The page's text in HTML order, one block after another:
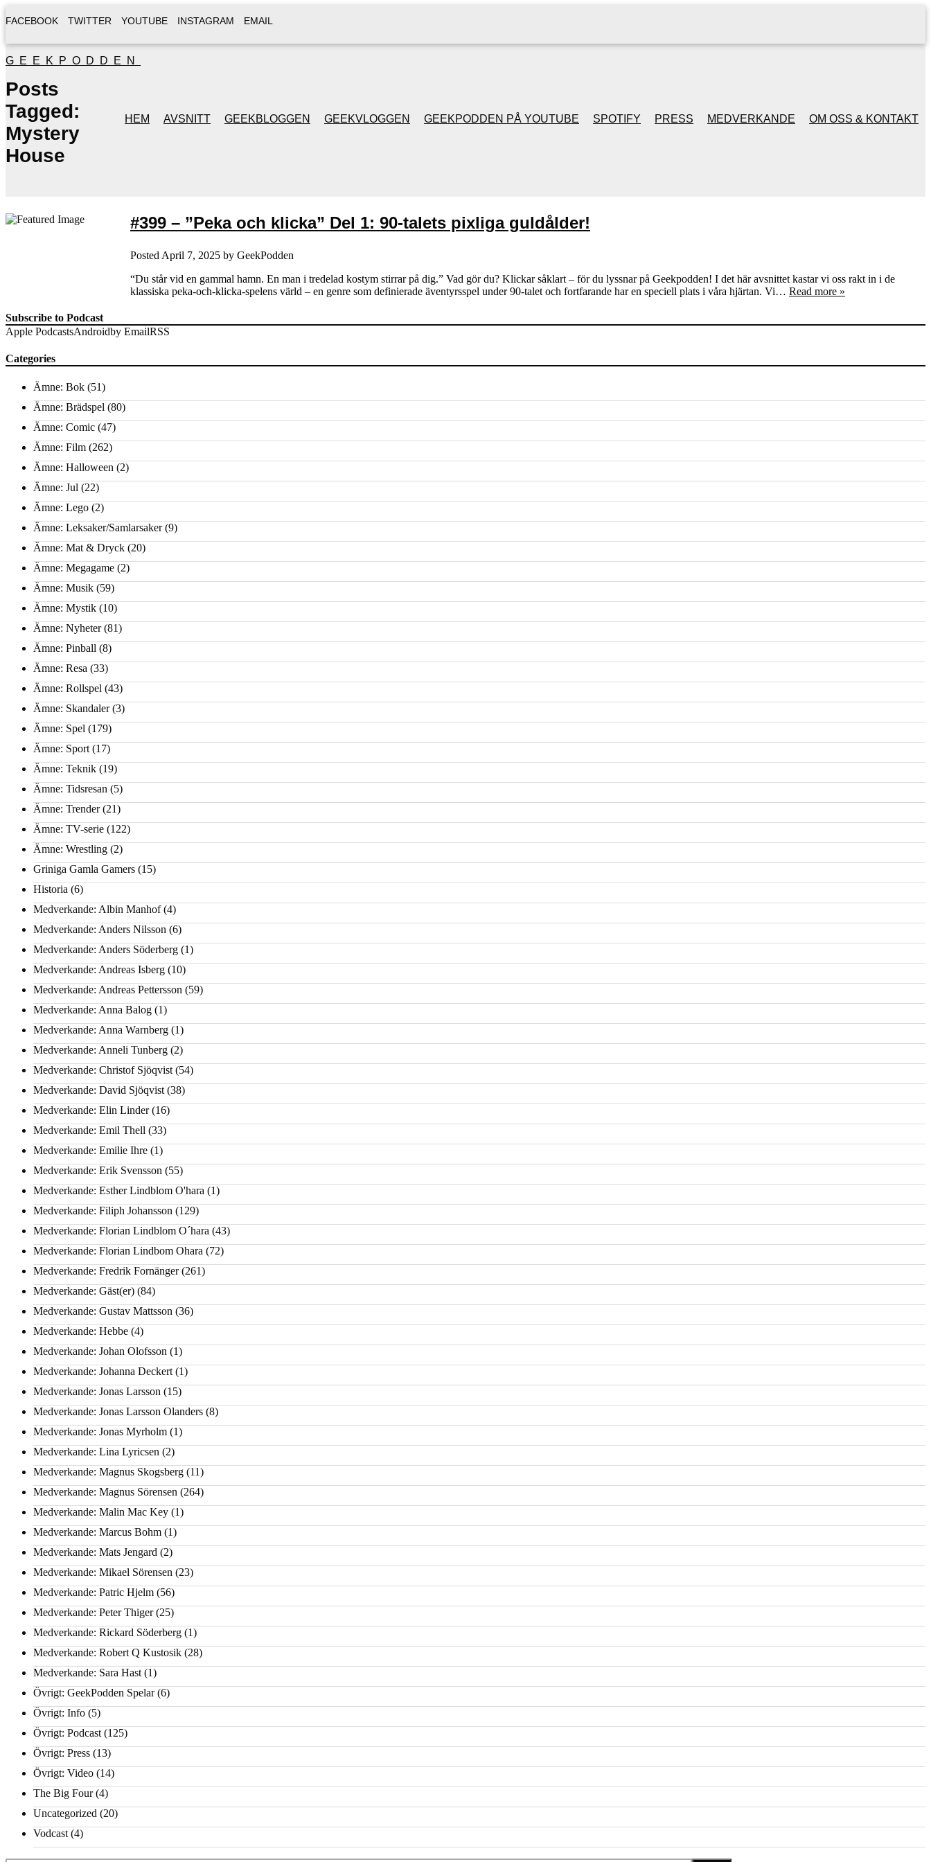
FACEBOOK TWITTER YOUTUBE INSTAGRAM EMAIL
GEEKPODDEN
HEM AVSNITT GEEKBLOGGEN GEEKVLOGGEN GEEKPODDEN PÅ YOUTUBE
& FILIPH
GEEKPODDENS
JULSPECIALER 2013
SPOTIFY PRESS MEDVERKANDE OM OSS & KONTAKT
Posts
Tagged:
Mystery
House
#399 – ”Peka och klicka” Del 1: 90-talets pixliga guldålder!
Posted April 7, 2025 by GeekPodden
“Du står vid en gammal hamn. En man i tredelad kostym stirrar på dig.” Vad gör du? Klickar såklart – för du lyssnar på Geekpodden! I det här avsnittet kastar vi oss rakt in i de
klassiska peka-och-klicka-spelens värld – en genre som definierade äventyrsspel under 90-talet och fortfarande har en speciell plats i våra hjärtan. Vi… Read more »
Subscribe to Podcast
Apple PodcastsAndroidby EmailRSS
Categories
Ämne: Bok (51)
Ämne: Brädspel (80)
Ämne: Comic (47)
Ämne: Film (262)
Ämne: Halloween (2)
Ämne: Jul (22)
Ämne: Lego (2)
Ämne: Leksaker/Samlarsaker(9)
Ämne: Mat & Dryck (20)
Ämne: Megagame (2)
Ämne: Musik (59)
Ämne: Mystik (10)
Ämne: Nyheter(81)
Ämne: Pinball (8)
Ämne: Resa (33)
Ämne: Rollspel (43)
Ämne: Skandaler(3)
Ämne: Spel (179)
Ämne: Sport (17)
Ämne: Teknik (19)
Ämne: Tidsresan (5)
Ämne: Trender(21)
Ämne: TV-serie (122)
Ämne: Wrestling (2)
Griniga Gamla Gamers (15)
Historia (6)
Medverkande: Albin Manhof(4)
Medverkande: Anders Nilsson (6)
Medverkande: Anders Söderberg (1)
Medverkande: Andreas Isberg (10)
Medverkande: Andreas Pettersson (59)
Medverkande: Anna Balog (1)
Medverkande: Anna Warnberg (1)
Medverkande: Anneli Tunberg (2)
Medverkande: Christof Sjöqvist (54)
Medverkande: David Sjöqvist (38)
Medverkande: Elin Linder(16)
Medverkande: Emil Thell (33)
Medverkande: Emilie Ihre (1)
Medverkande: Erik Svensson (55)
Medverkande: Esther Lindblom O'hara (1)
Medverkande: Filiph Johansson (129)
Medverkande: Florian Lindblom O´hara (43)
Medverkande: Florian Lindbom Ohara (72)
Medverkande: Fredrik Fornänger(261)
Medverkande: Gäst(er) (84)
Medverkande: Gustav Mattsson (36)
Medverkande: Hebbe (4)
Medverkande: Johan Olofsson (1)
Medverkande: Johanna Deckert (1)
Medverkande: Jonas Larsson (15)
Medverkande: Jonas Larsson Olanders (8)
Medverkande: Jonas Myrholm (1)
Medverkande: Lina Lyricsen (2)
Medverkande: Magnus Skogsberg (11)
Medverkande: Magnus Sörensen (264)
Medverkande: Malin Mac Key (1)
Medverkande: Marcus Bohm (1)
Medverkande: Mats Jengard (2)
Medverkande: Mikael Sörensen (23)
Medverkande: Patric Hjelm (56)
Medverkande: Peter Thiger(25)
Medverkande: Rickard Söderberg (1)
Medverkande: Robert Q Kustosik (28)
Medverkande: Sara Hast (1)
Övrigt: GeekPodden Spelar(6)
Övrigt: Info (5)
Övrigt: Podcast (125)
Övrigt: Press (13)
Övrigt: Video (14)
The Big Four(4)
Uncategorized (20)
Vodcast (4)